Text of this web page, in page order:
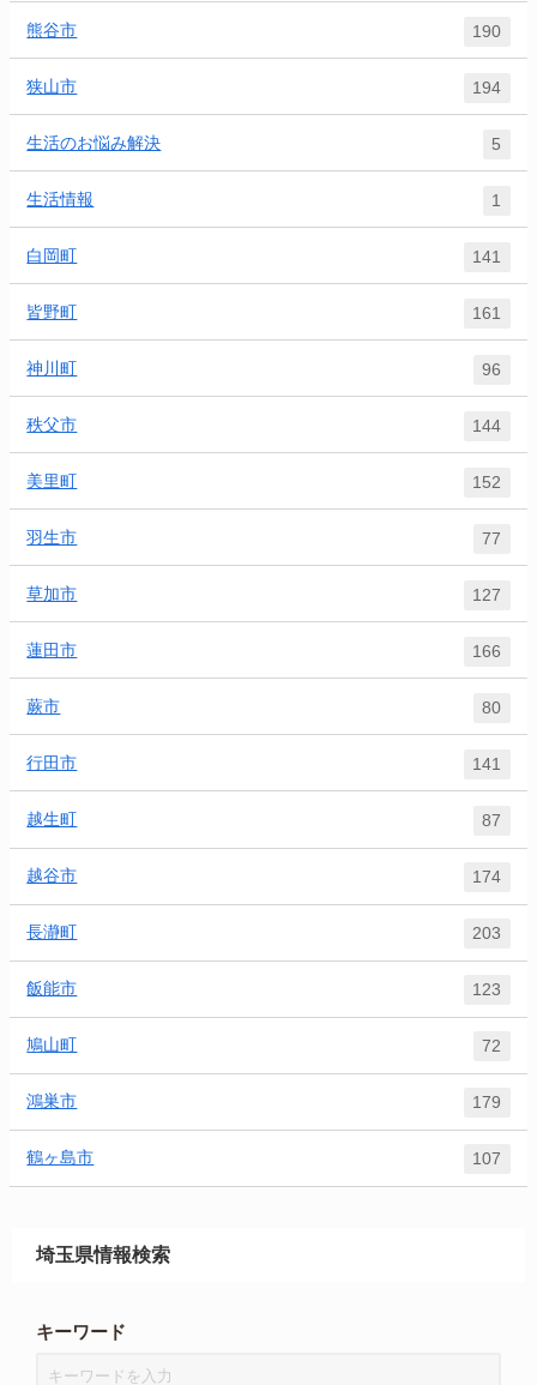
熊谷市 190
狭山市 194
生活のお悩み解決 5
生活情報 1
白岡町 141
皆野町 161
神川町 96
秩父市 144
美里町 152
羽生市 77
草加市 127
蓮田市 166
蕨市 80
行田市 141
越生町 87
越谷市 174
長瀞町 203
飯能市 123
鳩山町 72
鴻巣市 179
鶴ヶ島市 107
埼玉県情報検索
キーワード